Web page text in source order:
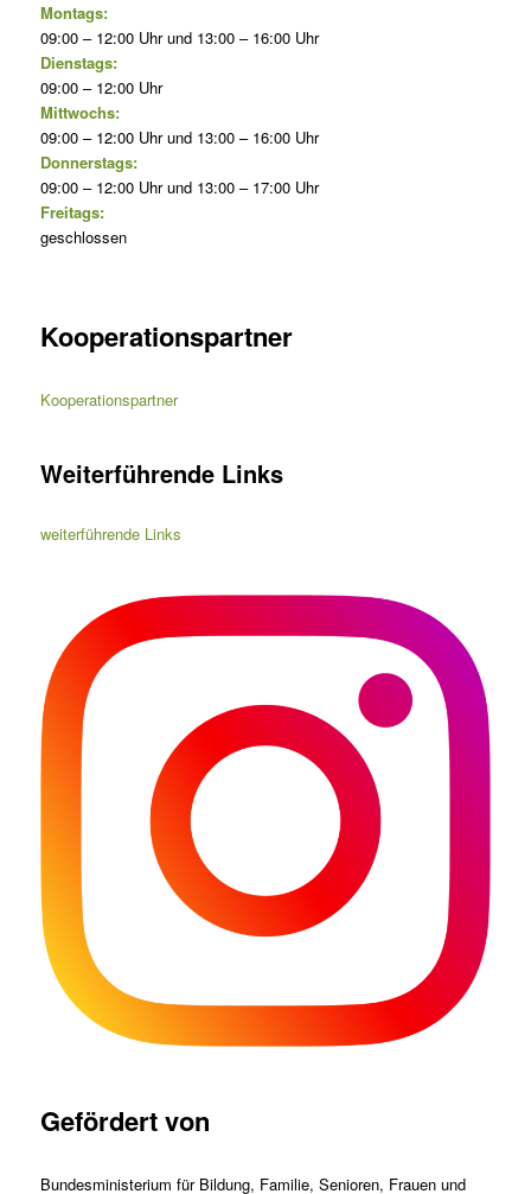
Montags:
09:00 – 12:00 Uhr und 13:00 – 16:00 Uhr
Dienstags:
09:00 – 12:00 Uhr
Mittwochs:
09:00 – 12:00 Uhr und 13:00 – 16:00 Uhr
Donnerstags:
09:00 – 12:00 Uhr und 13:00 – 17:00 Uhr
Freitags:
geschlossen
Kooperationspartner
Kooperationspartner
Weiterführende Links
weiterführende Links
Gefördert von
Bundesministerium für Bildung, Familie, Senioren, Frauen und